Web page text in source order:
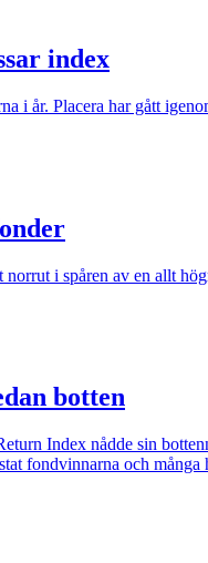
index
i år. Placera har gått
norrut i spåren av en allt
botten
Index nådde sin
fondvinnarna och många